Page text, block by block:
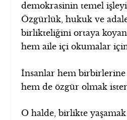
demokrasinin temel
Özgürlük, hukuk ve
birlikteliğini ortaya koyan
hem aile içi okumalar
İnsanlar hem
hem de özgür olmak
O halde, birlikte